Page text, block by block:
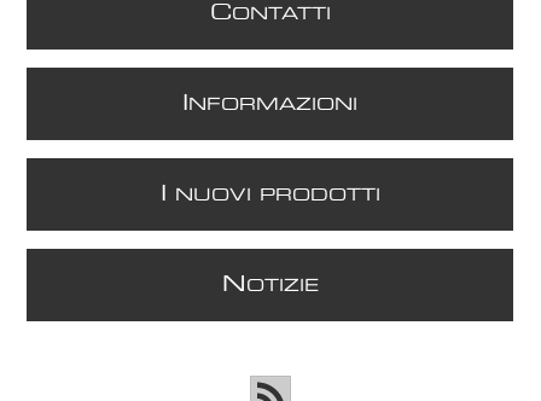
CONTATTI
NFORMAZIONI
NUOVI PRODOTTI
N OTIZIE